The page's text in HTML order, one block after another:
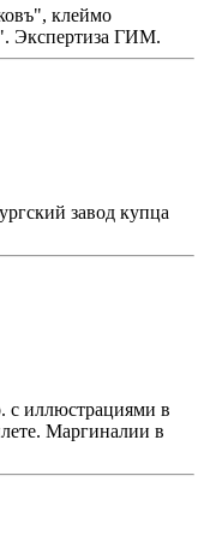
клеймо
Экспертиза ГИМ.
завод купца
с иллюстрациями в
Маргиналии в